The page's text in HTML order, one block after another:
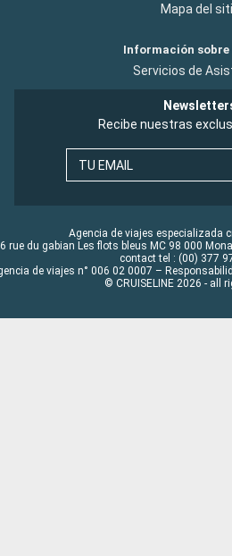
Mapa del
Información
Servicios de
Recibe nuestras
TU EMAIL
Agencia de viajes especializada
rue du gabian Les flots bleus MC 98 000
contact tel : (00) 377
de viajes n° 006 02 0007 –
© CRUISELINE 2026 - all